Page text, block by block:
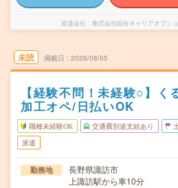
派遣会社 株式会社綜合キャリアオプシ
未読 掲載日 2026/08/05
【経験不問！未経験○】く
加工オペ/日払いOK
職種未経験OK 交通費別途支給あり
派遣
勤務地
長野県諏訪市
上諏訪駅から車10分